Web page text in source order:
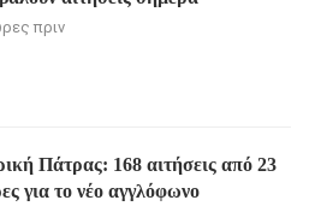
πριν
Πάτρας: 168 αιτήσεις από 23
για το νέο αγγλόφωνο